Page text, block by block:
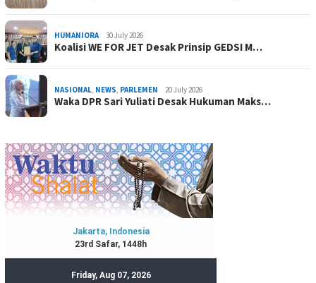
HUMANIORA 30 July 2026
Koalisi WE FOR JET Desak Prinsip GEDSI M…
NASIONAL NEWS PARLEMEN 20 July 2026
Waka DPR Sari Yuliati Desak Hukuman Maks…